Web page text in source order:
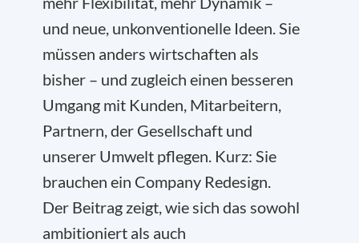
und neue, unkonventionelle Ideen. Sie
müssen anders wirtschaften als
bisher – und zugleich einen besseren
Umgang mit Kunden, Mitarbeitern,
Partnern, der Gesellschaft und
unserer Umwelt pflegen. Kurz: Sie
brauchen ein Company Redesign.
Der Beitrag zeigt, wie sich das sowohl
ambitioniert als auch